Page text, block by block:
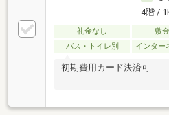
4階 /
礼金なし 敷
バス・トイレ別
インター
初期費用カード決済可